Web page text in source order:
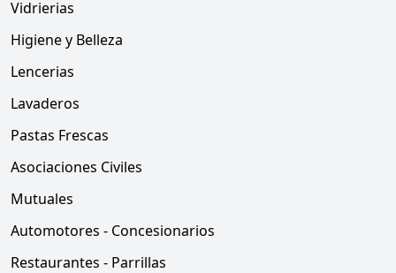
Vidrierias
Higiene y Belleza
Lencerias
Lavaderos
Pastas Frescas
Asociaciones Civiles
Mutuales
Automotores - Concesionarios
Restaurantes - Parrillas